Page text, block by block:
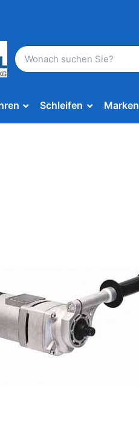
Schleifen Marken